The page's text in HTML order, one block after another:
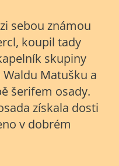
sebou známou
koupil tady
skupiny
Matušku a
šerifem osady.
získala dosti
v dobrém